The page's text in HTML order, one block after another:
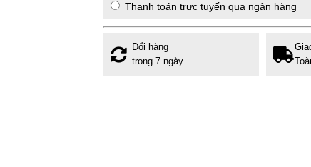
Thanh toán trực tuyến qua ngân hàng
Đổi hàng
trong 7 ngày